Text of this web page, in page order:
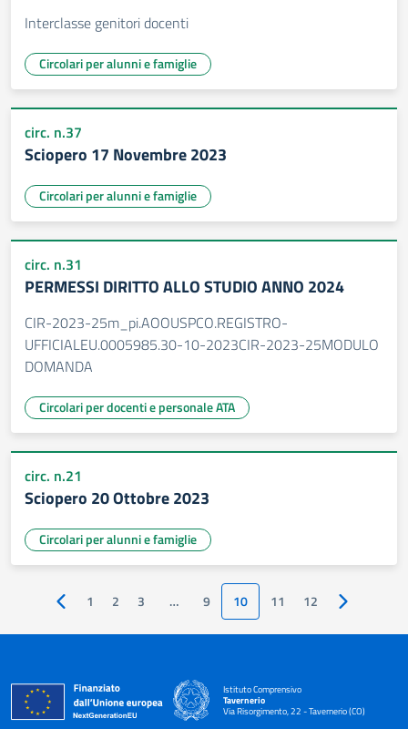
Interclasse genitori docenti
Circolari per alunni e famiglie
circ. n.37
Sciopero 17 Novembre 2023
Circolari per alunni e famiglie
circ. n.31
PERMESSI DIRITTO ALLO STUDIO ANNO 2024
CIR-2023-25m_pi.AOOUSPCO.REGISTRO-
UFFICIALEU.0005985.30-10-2023CIR-2023-25MODULO
DOMANDA
Circolari per docenti e personale ATA
circ. n.21
Sciopero 20 Ottobre 2023
Circolari per alunni e famiglie
Pagina precedente
1 2 3 … 9 10 11 12 Pagina
Istituto Comprensivo
Tavernerio
Via Risorgimento, 22 - Tavernerio (CO)
— Visita la pagina iniziale della scuola